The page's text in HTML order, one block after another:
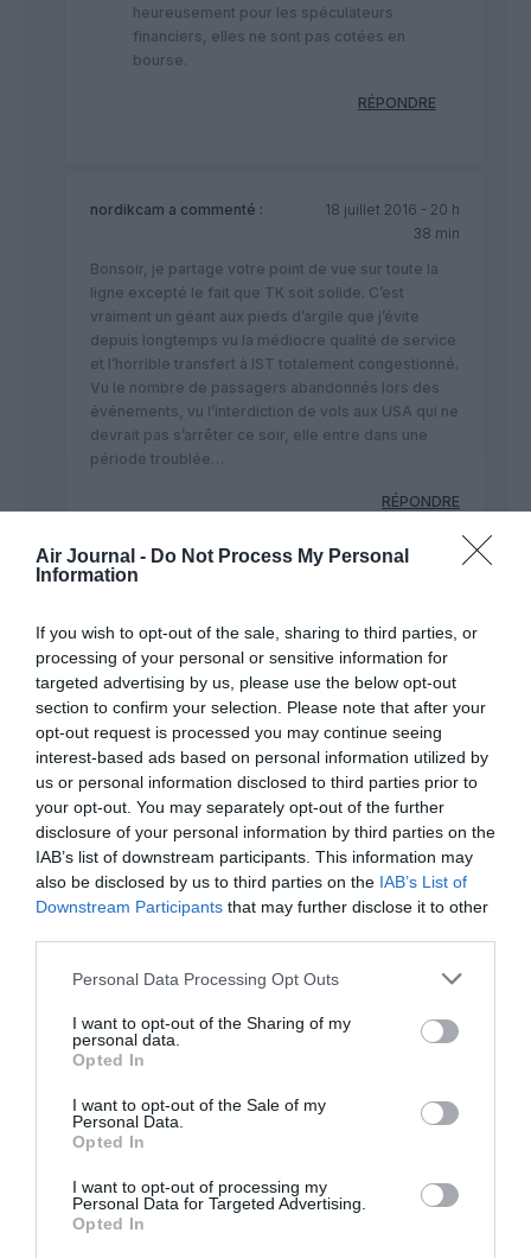
Air Journal - Do Not Process My Personal
Information
If you wish to opt-out of the sale, sharing to third parties, or
processing of your personal or sensitive information for
targeted advertising by us, please use the below opt-out
section to confirm your selection. Please note that after your
opt-out request is processed you may continue seeing
interest-based ads based on personal information utilized by
us or personal information disclosed to third parties prior to
your opt-out. You may separately opt-out of the further
disclosure of your personal information by third parties on the
IAB’s list of downstream participants. This information may
also be disclosed by us to third parties on the IAB’s List of
Downstream Participants that may further disclose it to other
Personal Data Processing Opt Outs
I want to opt-out of the Sharing of my
personal data.
Opted In
I want to opt-out of the Sale of my
Personal Data.
Opted In
I want to opt-out of processing my
Personal Data for Targeted Advertising.
Opted In
heureusement pour les spéculateurs
financiers, elles ne sont pas cotées en
bourse.
RÉPONDRE
nordikcam a commenté :
18 juillet 2016 - 20 h
38 min
Bonsoir, je partage votre point de vue sur toute la
ligne excepté le fait que TK soit solide. C’est
vraiment un géant aux pieds d’argile que j’évite
depuis longtemps vu la médiocre qualité de service
et l’horrible transfert à IST totalement congestionné.
Vu le nombre de passagers abandonnés lors des
événements, vu l’interdiction de vols aux USA qui ne
devrait pas s’arrêter ce soir, elle entre dans une
période troublée…
RÉPONDRE
Shôgun
La “médiocre qualité de service” ?
Combien de fois avez vous emprunté
cette compagnie ? Ah oui… Jamais. Ce
n’était que sentence de café du
commerce. On l’avait deviné, en fait.
RÉPONDRE
Vincent 69 a commenté :
20 juillet 2016 - 19 h
08 min
injurieuses de SHÔGUN.
Erdogan avait fait jadis de la Turquue un grand pays ? Ce fut
très bref..